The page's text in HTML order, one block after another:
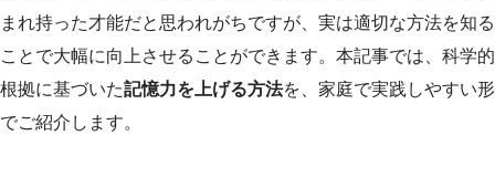
まれ持った才能だと思われがちですが、実は適切な方法を知る
ことで大幅に向上させることができます。本記事では、科学的
根拠に基づいた記憶力を上げる方法を、家庭で実践しやすい形
でご紹介します。